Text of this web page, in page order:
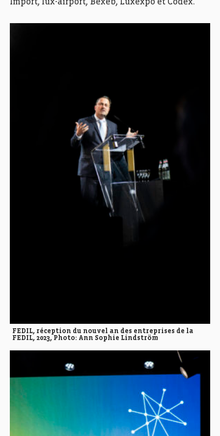
Import, lux-airport, Bexeb, Luxexpo et Codex.
FEDIL, réception du nouvel an des entreprises de la
FEDIL, 2023, Photo: Ann Sophie Lindström